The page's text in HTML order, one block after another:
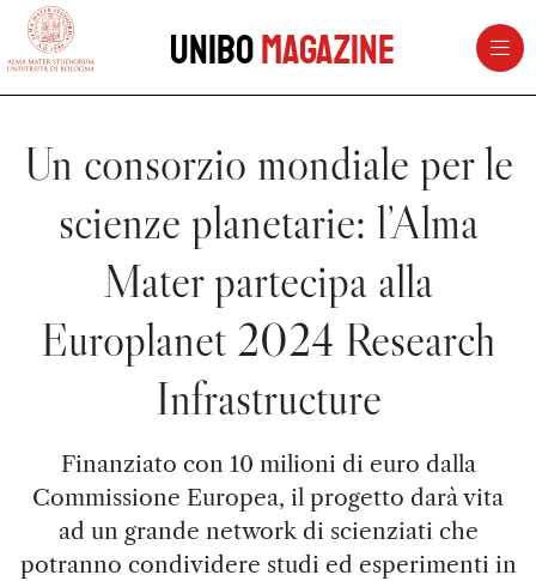
vai al contenuto della pagina
UniboMagazine
Un consorzio mondiale per le
scienze planetarie: l’Alma
Mater partecipa alla
Europlanet 2024 Research
Infrastructure
Finanziato con 10 milioni di euro dalla
Commissione Europea, il progetto darà vita
ad un grande network di scienziati che
potranno condividere studi ed esperimenti in